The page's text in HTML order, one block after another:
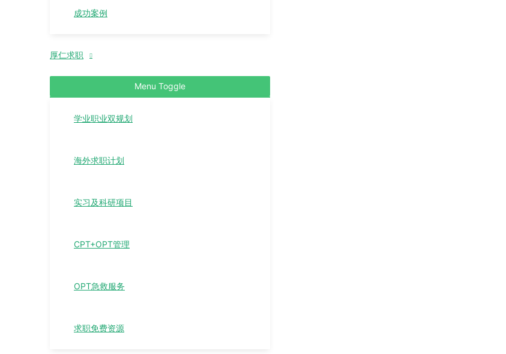
成功案例
厚仁求职
Menu Toggle
学业职业双规划
海外求职计划
实习及科研项目
CPT+OPT管理
OPT急救服务
求职免费资源